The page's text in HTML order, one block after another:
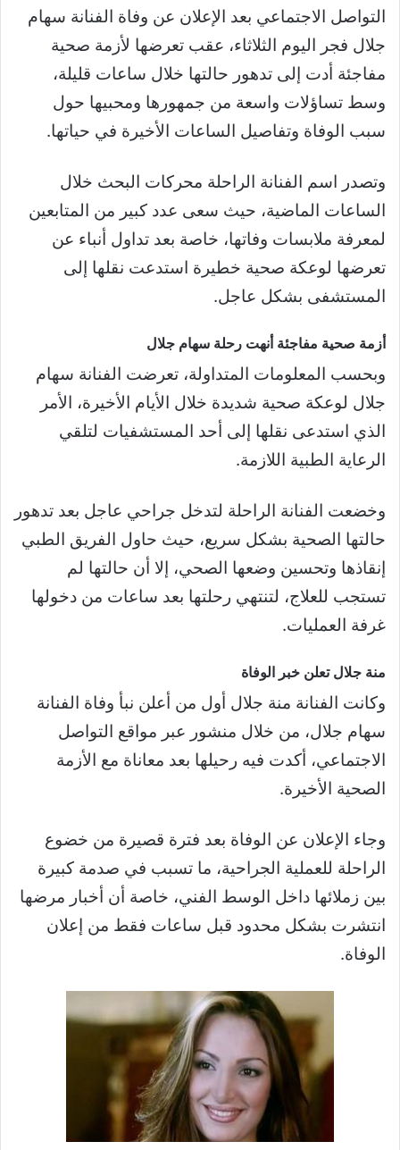
التواصل الاجتماعي بعد الإعلان عن وفاة الفنانة سهام
جلال فجر اليوم الثلاثاء، عقب تعرضها لأزمة صحية
مفاجئة أدت إلى تدهور حالتها خلال ساعات قليلة،
وسط تساؤلات واسعة من جمهورها ومحبيها حول
سبب الوفاة وتفاصيل الساعات الأخيرة في حياتها.
وتصدر اسم الفنانة الراحلة محركات البحث خلال
الساعات الماضية، حيث سعى عدد كبير من المتابعين
لمعرفة ملابسات وفاتها، خاصة بعد تداول أنباء عن
تعرضها لوعكة صحية خطيرة استدعت نقلها إلى
المستشفى بشكل عاجل.
أزمة صحية مفاجئة أنهت رحلة سهام جلال
وبحسب المعلومات المتداولة، تعرضت الفنانة سهام
جلال لوعكة صحية شديدة خلال الأيام الأخيرة، الأمر
الذي استدعى نقلها إلى أحد المستشفيات لتلقي
الرعاية الطبية اللازمة.
وخضعت الفنانة الراحلة لتدخل جراحي عاجل بعد تدهور
حالتها الصحية بشكل سريع، حيث حاول الفريق الطبي
إنقاذها وتحسين وضعها الصحي، إلا أن حالتها لم
تستجب للعلاج، لتنتهي رحلتها بعد ساعات من دخولها
غرفة العمليات.
منة جلال تعلن خبر الوفاة
وكانت الفنانة منة جلال أول من أعلن نبأ وفاة الفنانة
سهام جلال، من خلال منشور عبر مواقع التواصل
الاجتماعي، أكدت فيه رحيلها بعد معاناة مع الأزمة
الصحية الأخيرة.
وجاء الإعلان عن الوفاة بعد فترة قصيرة من خضوع
الراحلة للعملية الجراحية، ما تسبب في صدمة كبيرة
بين زملائها داخل الوسط الفني، خاصة أن أخبار مرضها
انتشرت بشكل محدود قبل ساعات فقط من إعلان
الوفاة.